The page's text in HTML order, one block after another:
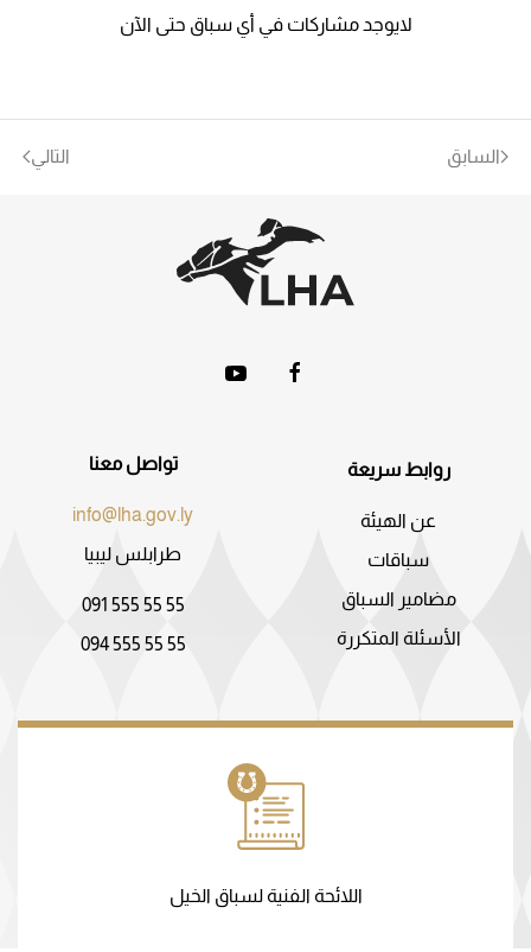
لايوجد مشاركات في أي سباق حتى الآن
السابق التالي
روابط سريعة
عن الهيئة
سباقات
مضامير السباق
الأسئلة المتكررة
تواصل معنا
info@lha.gov.ly
طرابلس ليبيا
091 555 55 55
094 555 55 55
اللائحة الفنية لسباق الخيل